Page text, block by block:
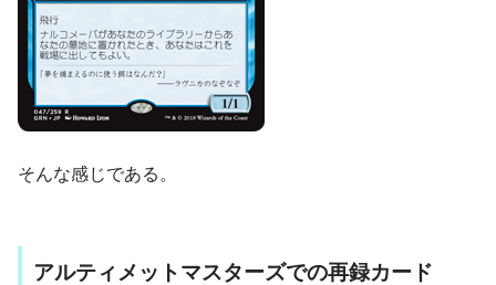
そんな感じである。
アルティメットマスターズでの再録カード